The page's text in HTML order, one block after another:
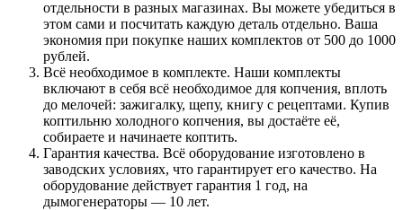
отдельности в разных магазинах. Вы можете убедиться в
этом сами и посчитать каждую деталь отдельно. Ваша
экономия при покупке наших комплектов от 500 до 1000
рублей.
Всё необходимое в комплекте. Наши комплекты
включают в себя всё необходимое для копчения, вплоть
до мелочей: зажигалку, щепу, книгу с рецептами. Купив
коптильню холодного копчения, вы достаёте её,
собираете и начинаете коптить.
Гарантия качества. Всё оборудование изготовлено в
заводских условиях, что гарантирует его качество. На
оборудование действует гарантия 1 год, на
дымогенераторы — 10 лет.